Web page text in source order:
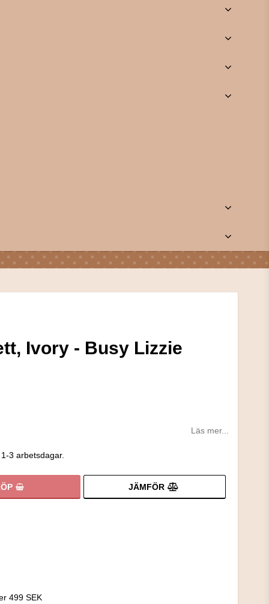
Ivory - Busy Lizzie
Läs mer...
3 arbetsdagar.
JÄMFÖR
499 SEK